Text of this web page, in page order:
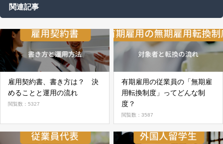
関連記事
雇用契約書、書き方は？ 決
めることと運用の流れ
閲覧数：5327
有期雇用の従業員の「無期雇
用転換制度」ってどんな制
度？
閲覧数：3587